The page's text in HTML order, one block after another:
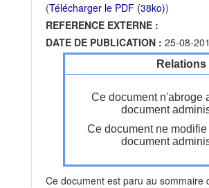
(Télécharger le PDF (38ko))
REFERENCE EXTERNE :
DATE DE PUBLICATION : 25-08-
Ce document n'abroge
document
Ce document ne
document
Ce document est paru au sommaire